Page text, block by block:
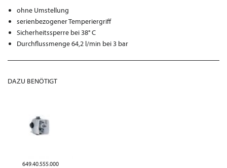
ohne Umstellung
serienbezogener Temperiergriff
Sicherheitssperre bei 38° C
Durchflussmenge 64,2 l/min bei 3 bar
DAZU BENÖTIGT
649.40.555.000